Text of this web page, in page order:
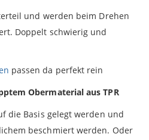
und werden beim Drehen
Doppelt schwierig und
passen da perfekt rein
Obermaterial aus TPR
die Basis gelegt werden und
beschmiert werden. Oder